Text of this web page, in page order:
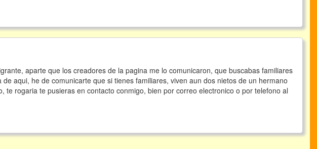
aparte que los creadores de la pagina me lo comunicaron, que buscabas familiares
aqui, he de comunicarte que si tienes familiares, viven aun dos nietos de un hermano
te rogaria te pusieras en contacto conmigo, bien por correo electronico o por telefono al